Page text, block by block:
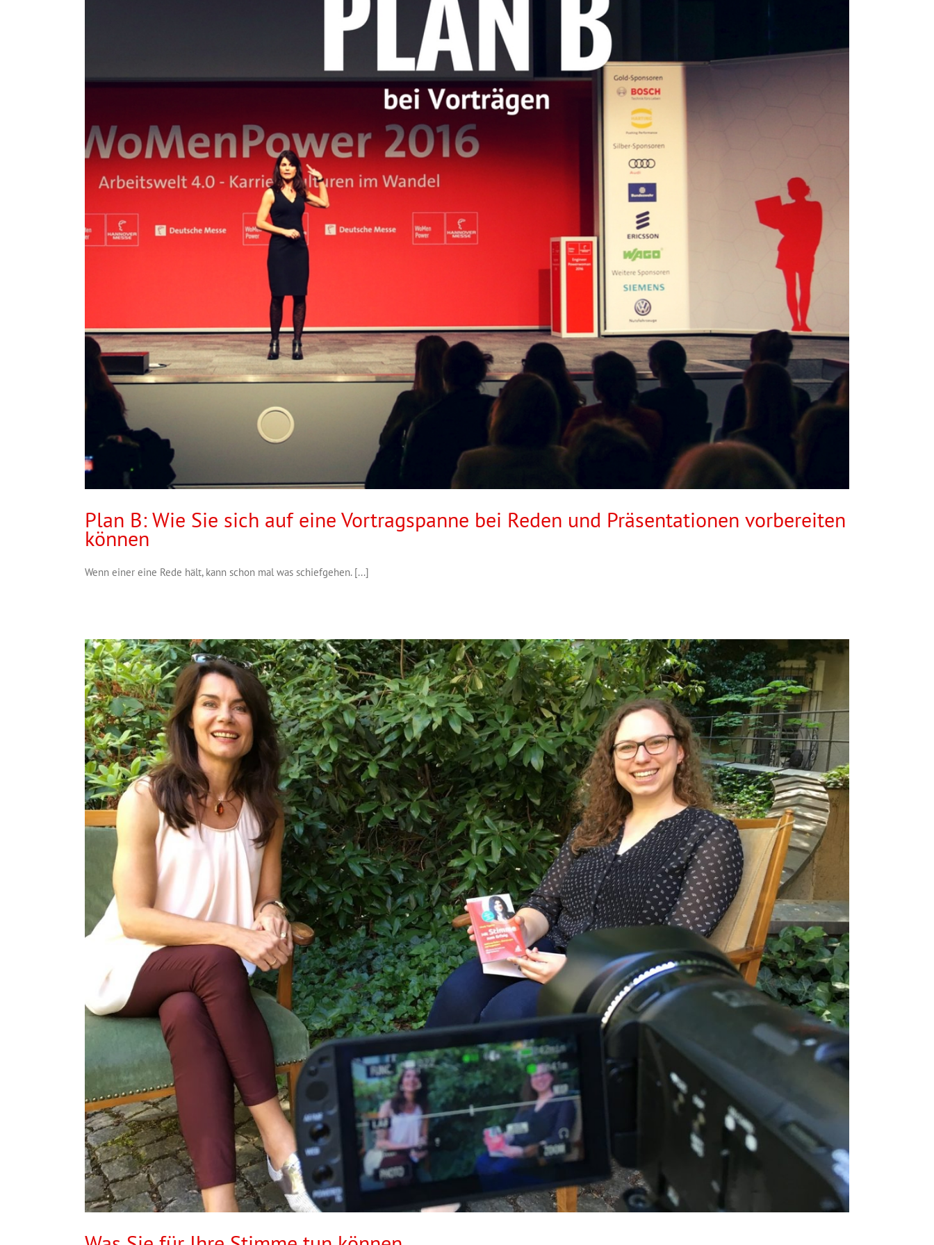
Plan B: Wie Sie sich auf eine Vortragspanne bei Reden und Präsentationen vorbereiten
können
Wenn einer eine Rede hält, kann schon mal was schiefgehen. [...]